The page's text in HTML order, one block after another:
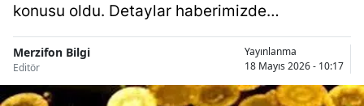
konusu oldu. Detaylar haberimizde…
Merzifon Bilgi
Editör
Yayınlanma
18 Mayıs 2026 - 10:17